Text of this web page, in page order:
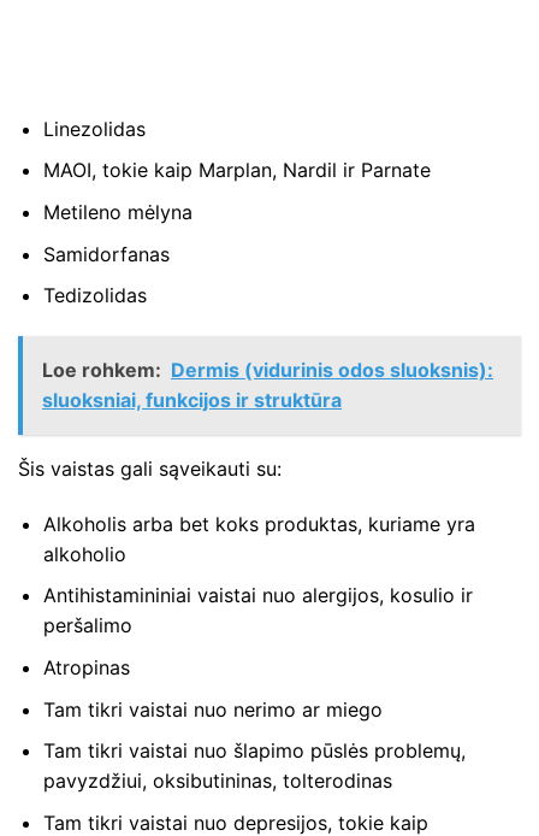
Linezolidas
MAOI, tokie kaip Marplan, Nardil ir Parnate
Metileno mėlyna
Samidorfanas
Tedizolidas
Loe rohkem: Dermis (vidurinis odos sluoksnis):
sluoksniai, funkcijos ir struktūra
Šis vaistas gali sąveikauti su:
Alkoholis arba bet koks produktas, kuriame yra
alkoholio
Antihistamininiai vaistai nuo alergijos, kosulio ir
peršalimo
Atropinas
Tam tikri vaistai nuo nerimo ar miego
Tam tikri vaistai nuo šlapimo pūslės problemų,
pavyzdžiui, oksibutininas, tolterodinas
Tam tikri vaistai nuo depresijos, tokie kaip